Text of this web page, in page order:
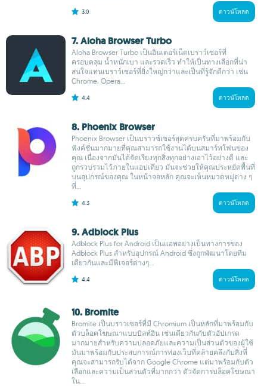
3.0 ดาวน์โหลด
7. Aloha Browser Turbo
Aloha Browser Turbo เป็นอินเตอร์เน็ตเบราว์เซอร์ที่
ครอบคลุม น้ำหนักเบา และรวดเร็ว ทำให้เป็นทางเลือกที่น่า
สนใจแทนเบราว์เซอร์ที่ยิ่งใหญ่กว่าและเป็นที่รู้จักดีกว่า เช่น
Chrome, Opera...
4.4 ดาวน์โหลด
8. Phoenix Browser
Phoenix Browser เป็นบราวซ์เซอร์สุดครบครันที่มาพร้อมกับ
ฟังค์ชั่นมากมายที่คุณสามารถใช้งานได้บนสมาร์ทโฟนของ
คุณ เนื่องจากมันได้จัดเรียงทุกสิ่งทุกอย่างเอาไว้อย่างดี และ
ถูกรวบรวมไว้ภายในแอปเดียว มันจะช่วยให้คุณประหยัดพื้นที่
บนอุปกรณ์ของคุณ ในหน้าจอหลัก คุณจะเห็นหมวดหมู่ต่าง ๆ
ที่...
4.3 ดาวน์โหลด
9. Adblock Plus
Adblock Plus for Android เป็นแอพอย่างเป็นทางการของ
Adblock Plus สำหรับอุปกรณ์ Android ซึ่งถูกพัฒนาโดยทีม
เดียวกันและมีฟีเจอร์ต่างๆ...
4.4 ดาวน์โหลด
10. Bromite
Bromite เป็นบราวเซอร์ที่มี Chromium เป็นหลักที่มาพร้อมกับ
ตัวบล็อคโฆษณาแบบบิลท์อิน เช่นเดียวกันกับตัวอัปเกรด
มากมายสำหรับความปลอดภัยและความเป็นส่วนตัวของผู้ใช้
มันมาพร้อมกับประสบการณ์การท่องเว็บที่คล้ายคลึงกับสิ่งที่
คุณจะสามารถรับได้จาก Google Chrome แต่มาพร้อมกับตัว
เลือกและความเป็นส่วนตัวที่มากกว่า ตัวจัดการบล็อคโฆษณา
ใน...